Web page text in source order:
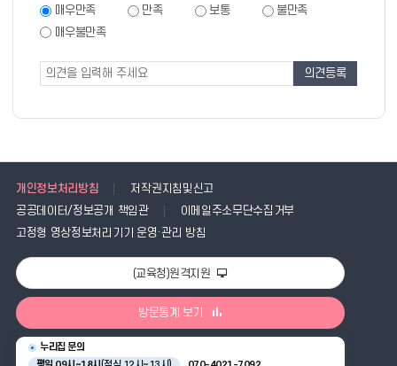
만
족
조
사
매우만족 만족 보통
불만족
매우불만족
개인정보처리방침
저작권지침및신고
공공데이터/정보공개 책임관
이메일주소무단수집거부
고정형 영상정보처리기기 운영·관리 방침
(교육청)원격지원
방문통계 보기
누리집 문의